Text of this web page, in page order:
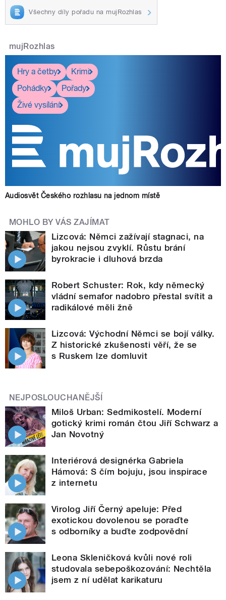
Všechny díly pořadu na mujRozhlas
mujRozhlas
Hry a četby
Krimi
Pohádky
Pořady
Živé vysílání
Audiosvět Českého rozhlasu na jednom místě
MOHLO BY VÁS ZAJÍMAT
Lizcová: Němci zažívají stagnaci, na
jakou nejsou zvyklí. Růstu brání
byrokracie i dluhová brzda
Robert Schuster: Rok, kdy německý
vládní semafor nadobro přestal svítit a
radikálové měli žně
Lizcová: Východní Němci se bojí války.
Z historické zkušenosti věří, že se
s Ruskem lze domluvit
NEJPOSLOUCHANĚJŠÍ
Miloš Urban: Sedmikostelí. Moderní
gotický krimi román čtou Jiří Schwarz a
Jan Novotný
Interiérová designérka Gabriela
Hámová: S čím bojuju, jsou inspirace
z internetu
Virolog Jiří Černý apeluje: Před
exotickou dovolenou se poraďte
s odborníky a buďte zodpovědní
Leona Skleničková kvůli nové roli
studovala sebepoškozování: Nechtěla
jsem z ní udělat karikaturu